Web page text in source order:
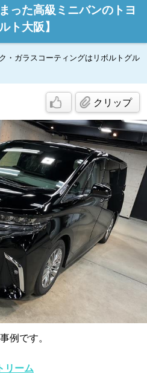
った高級ミニバンのトヨ
ト大阪】
・ガラスコーティングはリボルトグル
クリップ
例です。
リーム